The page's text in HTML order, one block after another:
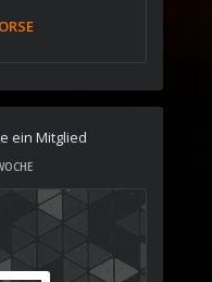
ein Mitglied